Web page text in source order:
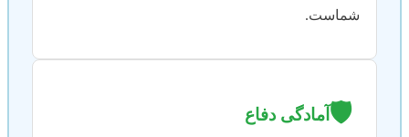
شماست.
🛡️ آمادگی دفاع